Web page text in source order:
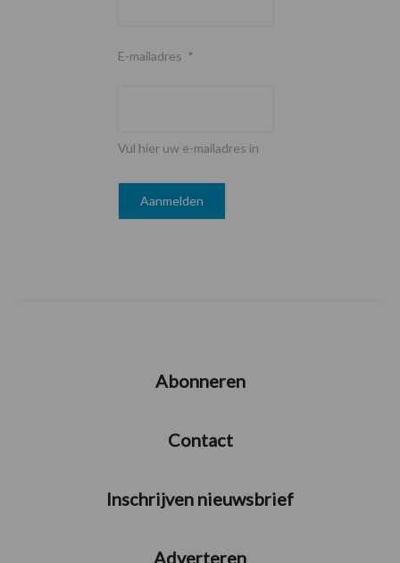
E-mailadres *
Vul hier uw e-mailadres in
Abonneren
Contact
Inschrijven nieuwsbrief
Adverteren